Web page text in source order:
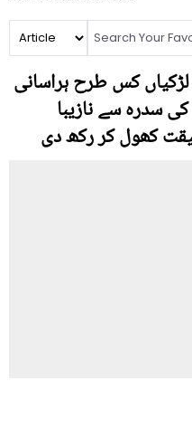
کس طرح ہراسانی
سدرہ سے نازیبا
کھول کر رکھ دی